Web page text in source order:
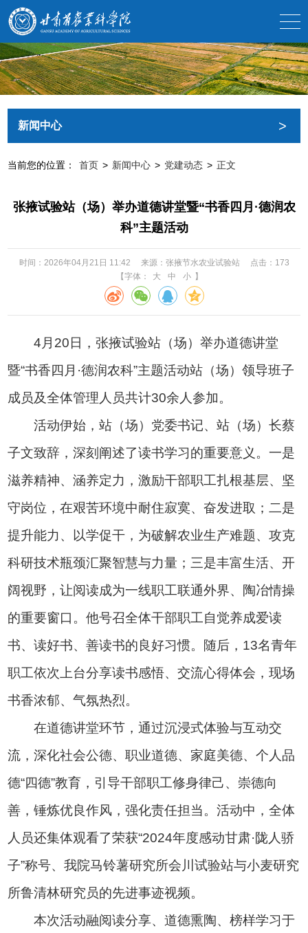
新闻中心 >
当前您的位置： 首页 > 新闻中心 > 党建动态 > 正文
张掖试验站（场）举办道德讲堂暨“书香四月·德润农
科”主题活动
时间：2026年04月21日 11:42 来源：张掖节水农业试验站 点击： 173
【字体：
大 中 小 】
4月20日，张掖试验站（场）举办道德讲堂
暨“书香四月·德润农科”主题活动站（场）领导班子
成员及全体管理人员共计30余人参加。
活动伊始，站（场）党委书记、站（场）长蔡
子文致辞，深刻阐述了读书学习的重要意义。一是
滋养精神、涵养定力，激励干部职工扎根基层、坚
守岗位，在艰苦环境中耐住寂寞、奋发进取；二是
提升能力、以学促干，为破解农业生产难题、攻克
科研技术瓶颈汇聚智慧与力量；三是丰富生活、开
阔视野，让阅读成为一线职工联通外界、陶冶情操
的重要窗口。他号召全体干部职工自觉养成爱读
书、读好书、善读书的良好习惯。随后，13名青年
职工依次上台分享读书感悟、交流心得体会，现场
书香浓郁、气氛热烈。
在道德讲堂环节，通过沉浸式体验与互动交
流，深化社会公德、职业道德、家庭美德、个人品
德“四德”教育，引导干部职工修身律己、崇德向
善，锤炼优良作风，强化责任担当。活动中，全体
人员还集体观看了荣获“2024年度感动甘肃·陇人骄
子”称号、我院马铃薯研究所会川试验站与小麦研究
所鲁清林研究员的先进事迹视频。
本次活动融阅读分享、道德熏陶、榜样学习于